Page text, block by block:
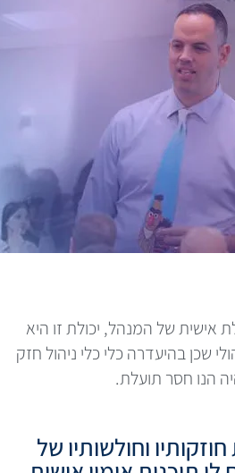
אישית של המנהל, יכולת זו היא
שכן בהיעדרה כלי כלי ניהול חזק
הנו חסר תועלת.
וחולשותיו של